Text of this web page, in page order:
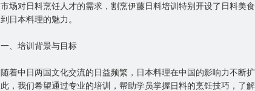
市场对日料烹饪人才的需求，割烹伊藤日料培训特别开设了日料美
到日本料理的魅力。
一、培训背景与目标
随着中日两国文化交流的日益频繁，日本料理在中国的影响力不断
此，我们希望通过专业的培训，帮助学员掌握日料的烹饪技巧，了